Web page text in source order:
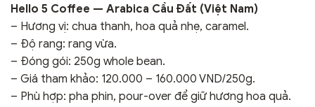
Hello 5 Coffee — Arabica Cầu Đất (Việt Nam)
– Hương vị: chua thanh, hoa quả nhẹ, caramel.
– Độ rang: rang vừa.
– Đóng gói: 250g whole bean.
– Giá tham khảo: 120.000 – 160.000 VND/250g.
– Phù hợp: pha phin, pour-over để giữ hương hoa quả.